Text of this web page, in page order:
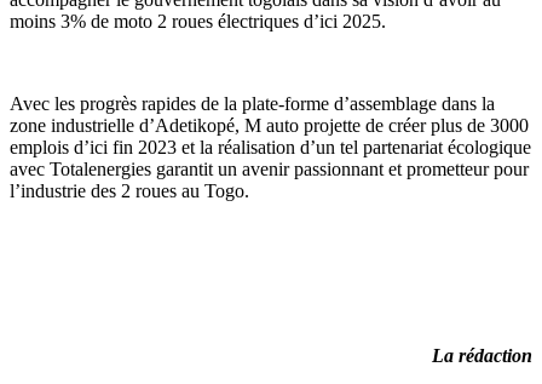
moins 3% de moto 2 roues électriques d’ici 2025.
Avec les progrès rapides de la plate-forme d’assemblage dans la
zone industrielle d’Adetikopé, M auto projette de créer plus de 3000
emplois d’ici fin 2023 et la réalisation d’un tel partenariat écologique
avec Totalenergies garantit un avenir passionnant et prometteur pour
l’industrie des 2 roues au Togo.
La rédaction